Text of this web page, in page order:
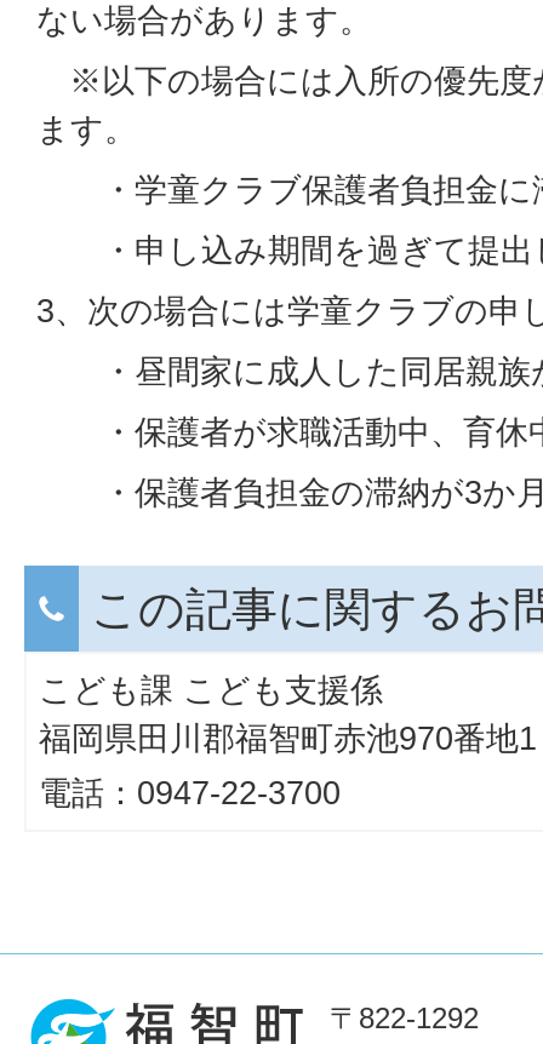
ない場合があります。
※以下の場合には入所の優先度
ます。
・学童クラブ保護者負担金に
・申し込み期間を過ぎて提出
3、次の場合には学童クラブの申
・昼間家に成人した同居親族
・保護者が求職活動中、育休
・保護者負担金の滞納が3か
この記事に関するお
こども課 こども支援係
福岡県田川郡福智町赤池970番地1
電話：0947-22-3700
〒822-1292